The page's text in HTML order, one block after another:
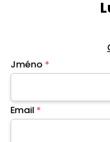
Jméno *
Email *